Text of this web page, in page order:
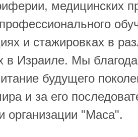
медицинских
и стажировках в
в Израиле. Мы
будущего
и за его
организации "Маса".